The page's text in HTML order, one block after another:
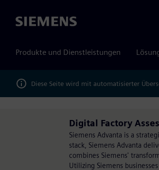
Siemens
Produkte und Dienstleistungen
Diese Seite wird mit automatisierter
Digital Factory
Siemens Advanta is a
stack, Siemens Advanta
combines Siemens'
Utilizing Siemens